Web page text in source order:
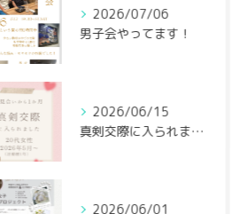
2026/07/06
男子会やってます！
2026/06/15
真剣交際に入られました♡
2026/06/01